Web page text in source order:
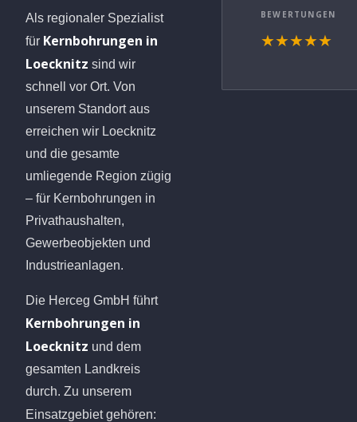
Als regionaler Spezialist
für Kernbohrungen in
Loecknitz sind wir
schnell vor Ort. Von
unserem Standort aus
erreichen wir Loecknitz
und die gesamte
umliegende Region zügig
– für Kernbohrungen in
Privathaushalten,
Gewerbeobjekten und
Industrieanlagen.
Die Herceg GmbH führt
Kernbohrungen in
Loecknitz und dem
gesamten Landkreis
durch. Zu unserem
Einsatzgebiet gehören:
BEWERTUNGEN
★★★★★